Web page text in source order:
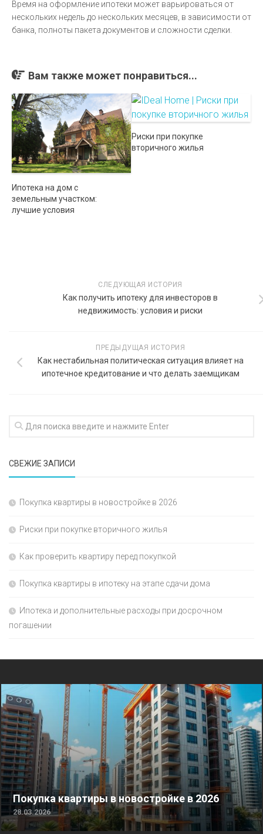
Время на оформление ипотеки может варьироваться от
нескольких недель до нескольких месяцев, в зависимости от
банка, полноты пакета документов и сложности сделки.
Вам также может понравиться...
Ипотека на дом с
земельным участком:
лучшие условия
Риски при покупке
вторичного жилья
СЛЕДУЮЩАЯ ИСТОРИЯ
Как получить ипотеку для инвесторов в
недвижимость: условия и риски
ПРЕДЫДУЩАЯ ИСТОРИЯ
Как нестабильная политическая ситуация влияет на
ипотечное кредитование и что делать заемщикам
СВЕЖИЕ ЗАПИСИ
Покупка квартиры в новостройке в 2026
Риски при покупке вторичного жилья
Как проверить квартиру перед покупкой
Покупка квартиры в ипотеку на этапе сдачи дома
Ипотека и дополнительные расходы при досрочном
погашении
Покупка квартиры в новостройке в 2026
28.03.2026